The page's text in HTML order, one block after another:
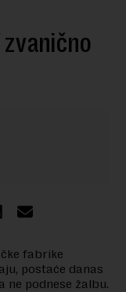
zvanično
fabrike
postaće danas
ne podnese žalbu.